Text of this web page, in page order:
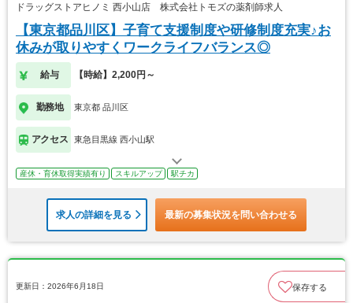
ドラッグストアヒノミ 西小山店 株式会社トモズの薬剤師求人
【東京都品川区】子育て支援制度や研修制度充実♪お
休みが取りやすくワークライフバランス◎
給与 【時給】2,200円～
勤務地 東京都 品川区
アクセス 東急目黒線 西小山駅
産休・育休取得実績有り スキルアップ 駅チカ
求人の詳細を見る 最新の募集状況を問い合わせる
更新日：2026年6月18日 保存する